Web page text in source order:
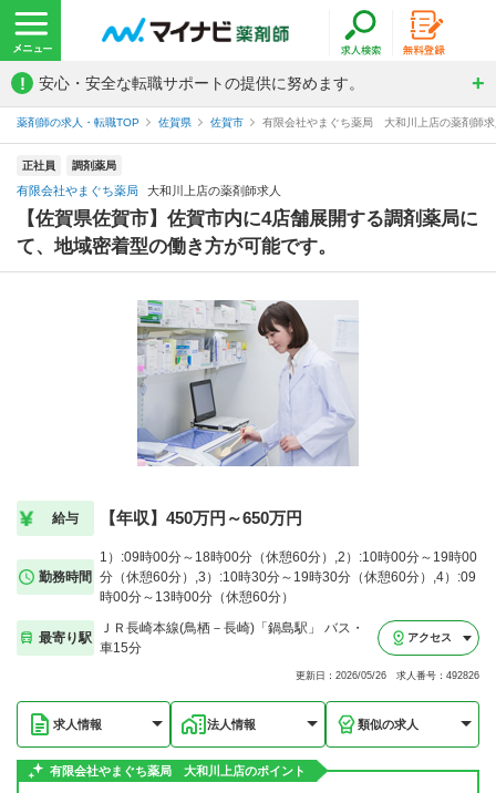
! 安心・安全な転職サポートの提供に努めます。
薬剤師の求人・転職TOP 佐賀県 佐賀市 有限会社やまぐち薬局 大和川上店の薬剤師
正社員 調剤薬局
有限会社やまぐち薬局 大和川上店の薬剤師求人
【佐賀県佐賀市】佐賀市内に4店舗展開する調剤薬局に
て、地域密着型の働き方が可能です。
給与 【年収】450万円～650万円
勤務時間
1）:09時00分～18時00分（休憩60分）,2）:10時00分～19時00
分（休憩60分）,3）:10時30分～19時30分（休憩60分）,4）:09
時00分～13時00分（休憩60分）
最寄り駅
ＪＲ長崎本線(鳥栖－長崎)「鍋島駅」 バス・
車15分
アクセス
更新日：2026/05/26 求人番号：492826
求人情報 法人情報 類似の求人
有限会社やまぐち薬局 大和川上店のポイント